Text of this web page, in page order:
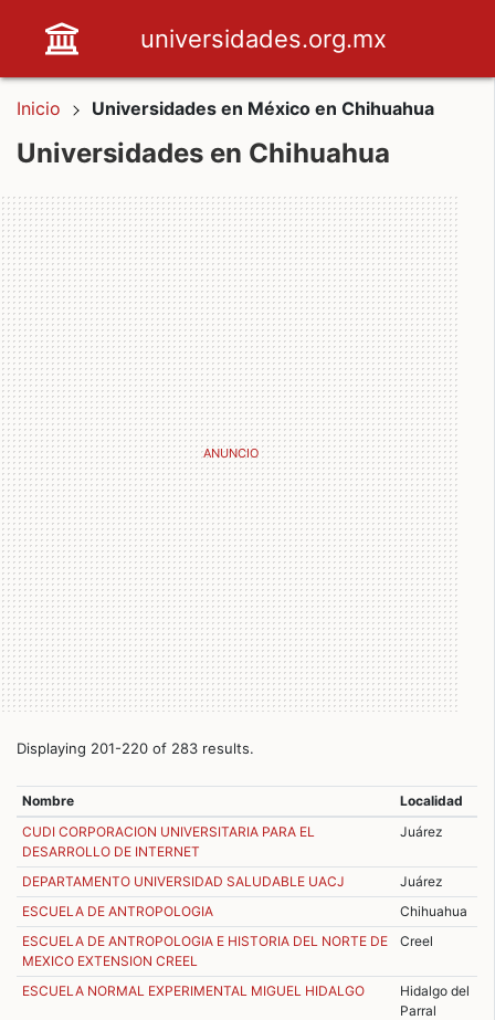
universidades.org.mx
Inicio Universidades en México en Chihuahua
Universidades en Chihuahua
Displaying 201-220 of 283 results.
Nombre
Localidad
CUDI CORPORACION UNIVERSITARIA PARA EL
DESARROLLO DE INTERNET
Juárez
DEPARTAMENTO UNIVERSIDAD SALUDABLE UACJ
Juárez
ESCUELA DE ANTROPOLOGIA
Chihuahua
ESCUELA DE ANTROPOLOGIA E HISTORIA DEL NORTE DE
MEXICO EXTENSION CREEL
Creel
ESCUELA NORMAL EXPERIMENTAL MIGUEL HIDALGO
Hidalgo del
Parral